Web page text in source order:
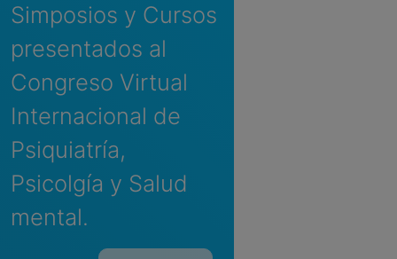
Simposios y Cursos
presentados al
Congreso Virtual
Internacional de
Psiquiatría,
Psicolgía y Salud
mental.